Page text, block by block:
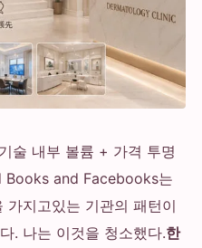
술 내부 볼륨 + 가격 투명
Books and Facebooks는
가지고있는 기관의 패턴이
. 나는 이것을 청소했다.한